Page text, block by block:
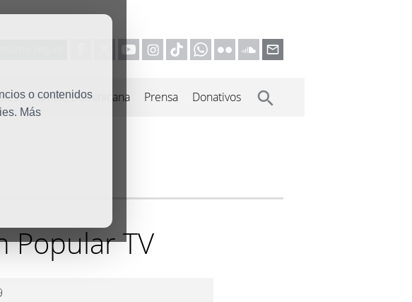
o contenidos
Más
Familia Dominicana Prensa Donativos
Popular TV